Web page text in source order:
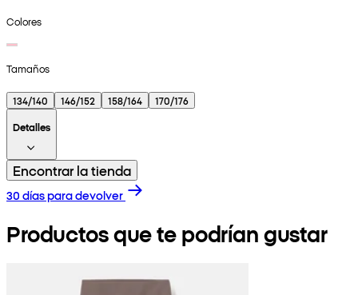
Colores
Tamaños
134/140 146/152 158/164
170/176
Detalles
Encontrar la tienda
30 días para devolver
Productos que te podrían gustar